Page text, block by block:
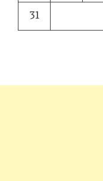
31